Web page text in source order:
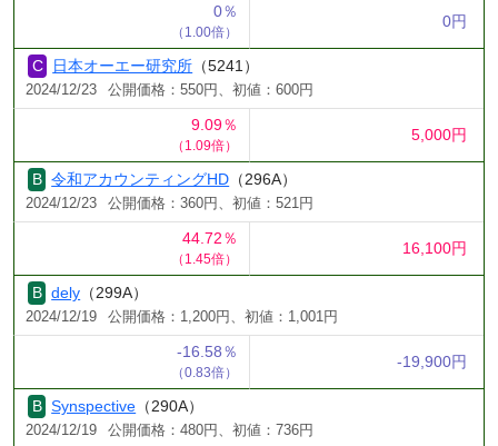
0％
（1.00倍）
0円
日本オーエー研究所 （5241）
2024/12/23 公開価格：550円、初値：600円
9.09％
（1.09倍）
5,000円
令和アカウンティングHD （296A）
2024/12/23 公開価格：360円、初値：521円
44.72％
（1.45倍）
16,100円
dely （299A）
2024/12/19 公開価格：1,200円、初値：1,001円
-16.58％
（0.83倍）
-19,900円
Synspective （290A）
2024/12/19 公開価格：480円、初値：736円